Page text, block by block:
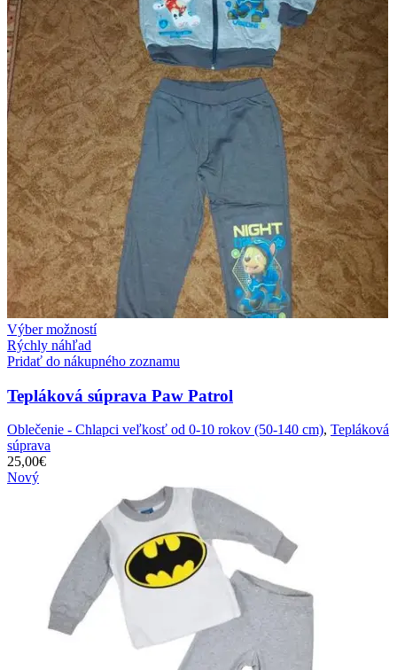
Výber možností
Rýchly náhľad
Pridať do nákupného zoznamu
Tepláková súprava Paw Patrol
Oblečenie - Chlapci veľkosť od 0-10 rokov (50-140 cm), Tepláková
súprava
25,00€
Nový